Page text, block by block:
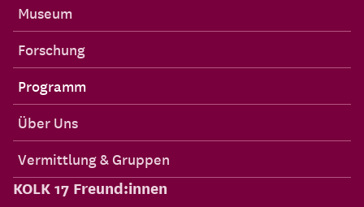
Museum
Forschung
Programm
Über Uns
Vermittlung & Gruppen
KOLK 17 Freund:innen